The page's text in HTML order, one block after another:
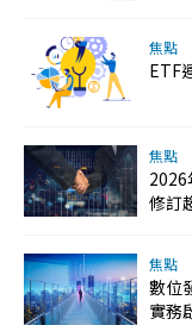
焦點
ETF
焦點
2026
修訂
焦點
數位
實務